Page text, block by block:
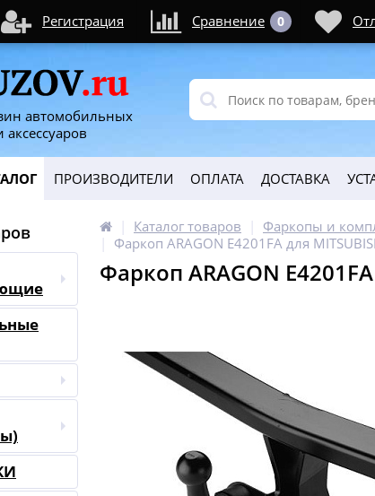
автомобильных
аксессуаров
ПРОИЗВОДИТЕЛИ ОПЛАТА ДОСТАВКА
Каталог товаров Фаркопы и
Фаркоп ARAGON E4201FA для
Фаркоп ARAGON
Регистрация Сравнение 0